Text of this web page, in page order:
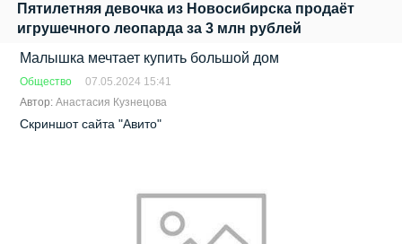
Пятилетняя девочка из Новосибирска продаёт
игрушечного леопарда за 3 млн рублей
Малышка мечтает купить большой дом
Общество
07.05.2024 15:41
Автор:Анастасия Кузнецова
Скриншот сайта "Авито"